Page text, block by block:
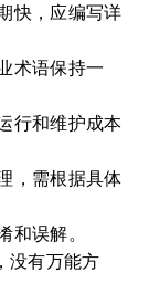
快，应编写详
术语保持一
行和维护成本
，需根据具体
和误解。
没有万能方